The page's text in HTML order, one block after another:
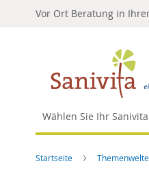
Vor Ort Beratung in
Wählen Sie Ihr
Startseite